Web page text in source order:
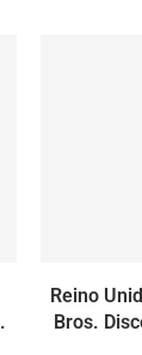
Reino
Bros.